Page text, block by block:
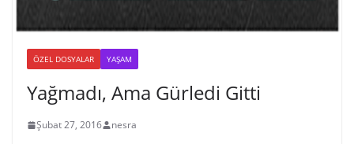
ÖZEL DOSYALAR YAŞAM
Yağmadı, Ama Gürledi Gitti
Şubat 27, 2016 nesra